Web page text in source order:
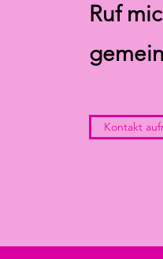
Ruf
Kontakt